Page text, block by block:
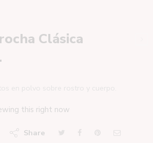
Clásica
this right now
Share